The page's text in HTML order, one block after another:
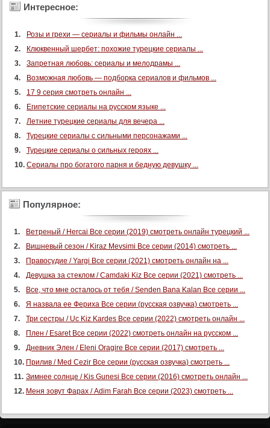
Интересное:
Розы и грехи — сериалы и фильмы онлайн ...
Клюквенный шербет: похожие турецкие сериалы ...
Запретная любовь: сериалы и мелодрамы ...
Возможная любовь — подборка сериалов и фильмов ...
17 9 серия смотреть онлайн ...
Египетские сериалы на русском языке ...
Летние турецкие сериалы для вечера ...
Турецкие сериалы с сильными персонажами ...
Турецкие сериалы о сильных героях ...
Сериалы про богатого парня и бедную девушку ...
Популярное:
Ветреный / Hercai Все серии (2019) смотреть онлайн турецкий ...
Вишневый сезон / Kiraz Mevsimi Все серии (2014) смотреть ...
Правосудие / Yargi Все серии (2021) смотреть онлайн на ...
Девушка за стеклом / Camdaki Kiz Все серии (2021) смотреть ...
Все, что мне осталось от тебя / Senden Bana Kalan Все серии ...
Я назвала ее Фериха Все серии (русская озвучка) смотреть ...
Три сестры / Uc Kiz Kardes Все серии (2022) смотреть онлайн ...
Плен / Esaret Все серии (2022) смотреть онлайн на русском ...
Дневник Элен / Eleni Oragire Все серии (2017) смотреть ...
Прилив / Med Cezir Все серии (русская озвучка) смотреть ...
Зимнее солнце / Kis Gunesi Все серии (2016) смотреть онлайн ...
Меня зовут Фарах / Adim Farah Все серии (2023) смотреть ...